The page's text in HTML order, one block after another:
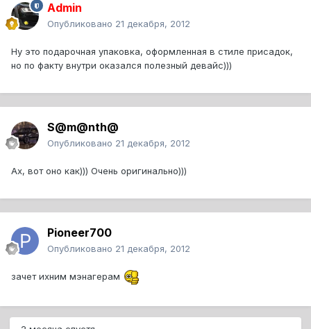
Admin
Опубликовано 21 декабря, 2012
Ну это подарочная упаковка, оформленная в стиле присадок,
но по факту внутри оказался полезный девайс)))
S@m@nth@
Опубликовано 21 декабря, 2012
Ах, вот оно как))) Очень оригинально)))
Pioneer700
Опубликовано 21 декабря, 2012
зачет ихним мэнагерам